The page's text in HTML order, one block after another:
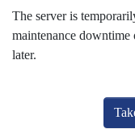
The server is
maintenance downtime
later.